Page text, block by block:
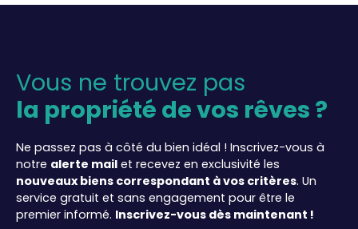
Vous ne trouvez pas
la propriété de vos rêves ?
Ne passez pas à côté du bien idéal ! Inscrivez-vous à
notre alerte mail et recevez en exclusivité les
nouveaux biens correspondant à vos critères. Un
service gratuit et sans engagement pour être le
premier informé. Inscrivez-vous dès maintenant !